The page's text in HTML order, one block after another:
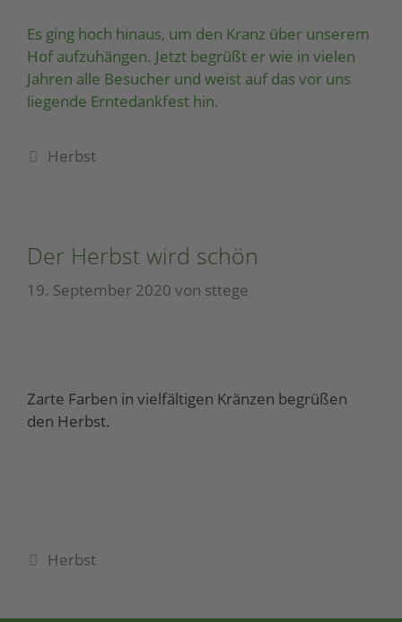
Es ging hoch hinaus, um den Kranz über unserem
Hof aufzuhängen. Jetzt begrüßt er wie in vielen
Jahren alle Besucher und weist auf das vor uns
liegende Erntedankfest hin.
Herbst
Der Herbst wird schön
19. September 2020 von sttege
Zarte Farben in vielfältigen Kränzen begrüßen
den Herbst.
Herbst